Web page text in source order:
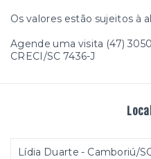
Os valores estão sujeitos à
Agende uma visita (47)
CRECI/SC 7436-J
Lídia Duarte - Camboriú/